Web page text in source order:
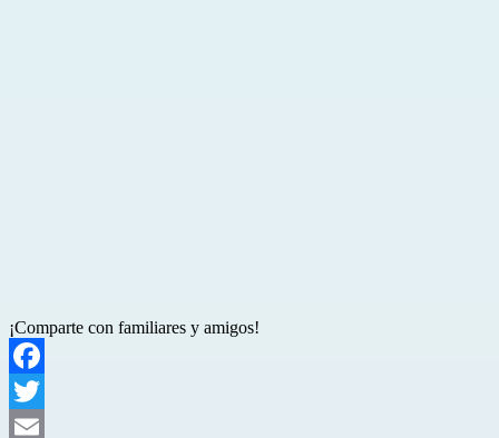
¡Comparte con familiares y amigos!
Facebook
Twitter